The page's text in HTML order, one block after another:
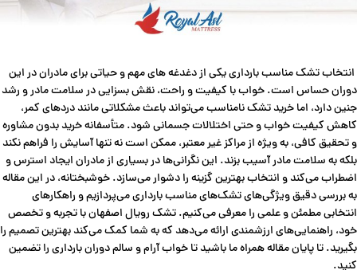
انتخاب تشک مناسب بارداری یکی از دغدغه های مهم و حیاتی برای مادران در این
دوران حساس است. خواب با کیفیت و راحت، نقش بسزایی در سلامت مادر و رشد
جنین دارد، اما خرید تشک نامناسب می‌تواند باعث مشکلاتی مانند دردهای کمر،
کاهش کیفیت خواب و حتی اختلالات جسمانی شود. متأسفانه خرید بدون مشاوره
و تحقیق کافی، به ویژه از مراکز غیر معتبر، ممکن است نه تنها آسایش را فراهم نکند
بلکه به سلامت مادر آسیب بزند. این نگرانی‌ها در بسیاری از مادران ایجاد استرس و
اضطراب می‌کند و انتخاب بهترین گزینه را دشوار می‌سازد. خوشبختانه، در این مقاله
به بررسی دقیق ویژگی‌های تشک‌های مناسب بارداری می‌پردازیم و راهکارهای
انتخابی مطمئن و علمی را معرفی می‌کنیم. تشک رویال اصفهان با تجربه و تخصص
خود، راهنمایی‌های ارزشمندی ارائه می‌دهد که به شما کمک می‌کند بهترین تصمیم را
بگیرید. تا پایان مقاله همراه ما باشید تا خواب آرام و سالم دوران بارداری را تضمین
کنید.